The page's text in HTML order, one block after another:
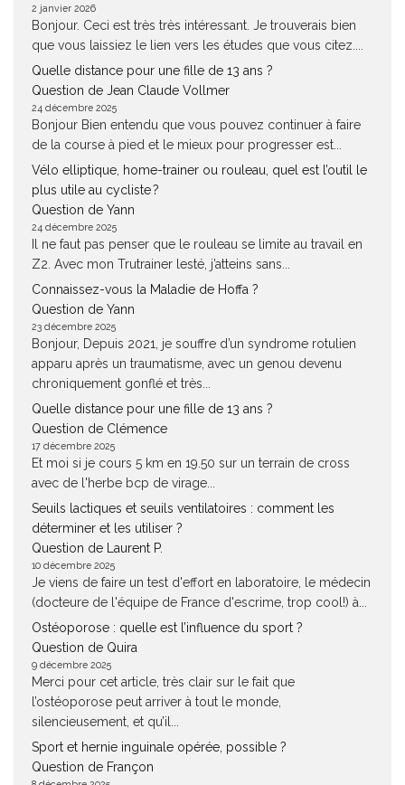
2 janvier 2026
Bonjour. Ceci est très très intéressant. Je trouverais bien
que vous laissiez le lien vers les études que vous citez....
Quelle distance pour une fille de 13 ans ?
Question de Jean Claude Vollmer
24 décembre 2025
Bonjour Bien entendu que vous pouvez continuer à faire
de la course à pied et le mieux pour progresser est...
Vélo elliptique, home-trainer ou rouleau, quel est l’outil le
plus utile au cycliste ?
Question de Yann
24 décembre 2025
Il ne faut pas penser que le rouleau se limite au travail en
Z2. Avec mon Trutrainer lesté, j’atteins sans...
Connaissez-vous la Maladie de Hoffa ?
Question de Yann
23 décembre 2025
Bonjour, Depuis 2021, je souffre d’un syndrome rotulien
apparu après un traumatisme, avec un genou devenu
chroniquement gonflé et très...
Quelle distance pour une fille de 13 ans ?
Question de Clémence
17 décembre 2025
Et moi si je cours 5 km en 19.50 sur un terrain de cross
avec de l'herbe bcp de virage...
Seuils lactiques et seuils ventilatoires : comment les
déterminer et les utiliser ?
Question de Laurent P.
10 décembre 2025
Je viens de faire un test d'effort en laboratoire, le médecin
(docteure de l'équipe de France d'escrime, trop cool!) à...
Ostéoporose : quelle est l’influence du sport ?
Question de Quira
9 décembre 2025
Merci pour cet article, très clair sur le fait que
l’ostéoporose peut arriver à tout le monde,
silencieusement, et qu’il...
Sport et hernie inguinale opérée, possible ?
Question de Françon